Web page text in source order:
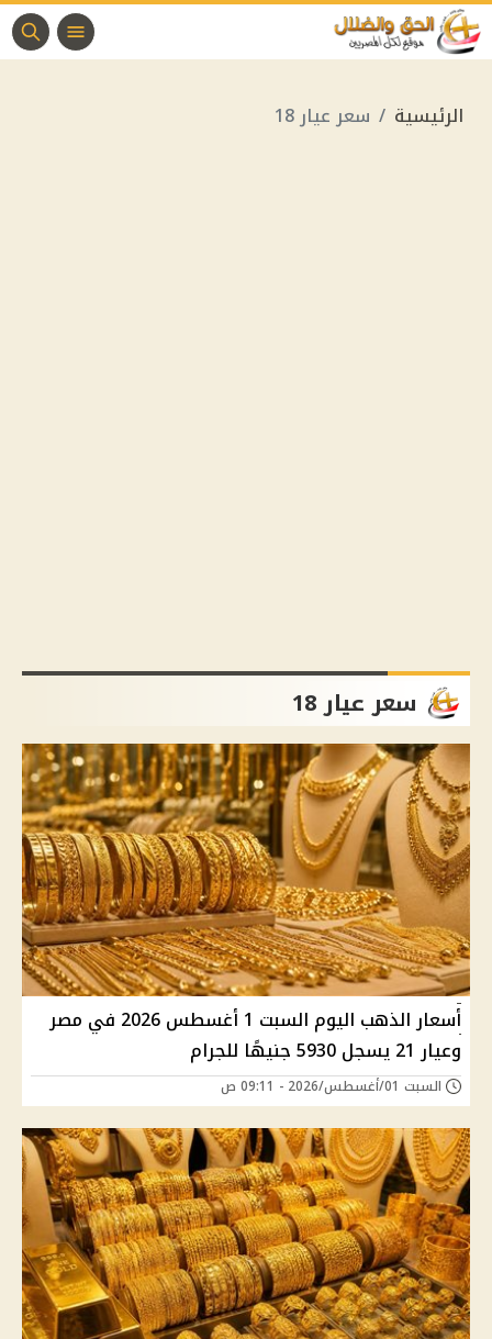
الرئيسية سعر عيار 18
سعر عيار 18
أسعار الذهب اليوم السبت 1 أغسطس 2026 في مصر
وعيار 21 يسجل 5930 جنيهًا للجرام
السبت 01/أغسطس/2026 - 09:11 ص